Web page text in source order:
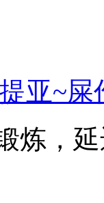
亚~
炼，